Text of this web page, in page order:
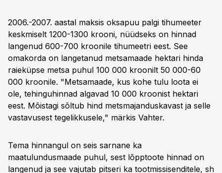
2006.-2007. aastal maksis oksapuu palgi tihumeeter
keskmiselt 1200-1300 krooni, nüüdseks on hinnad
langenud 600-700 kroonile tihumeetri eest. See
omakorda on langetanud metsamaade hektari hinda
raieküpse metsa puhul 100 000 kroonilt 50 000-60
000 kroonile. "Metsamaade, kus kohe tulu loota ei
ole, tehinguhinnad algavad 10 000 kroonist hektari
eest. Mõistagi sõltub hind metsmajanduskavast ja selle
vastavusest tegelikkusele," märkis Vahter.
Tema hinnangul on seis sarnane ka
maatulundusmaade puhul, sest lõpptoote hinnad on
langenud ja see vajutab pitseri ka tootmissisenditele, sh